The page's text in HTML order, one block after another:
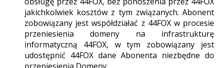
jakichkolwiek kosztów z tym związanych. Abonent
zobowiązany jest współdziałać z 44FOX w procesie
przeniesienia domeny na infrastrukturę
informatyczną 44FOX, w tym zobowiązany jest
udostępnić 44FOX dane Abonenta niezbędne do